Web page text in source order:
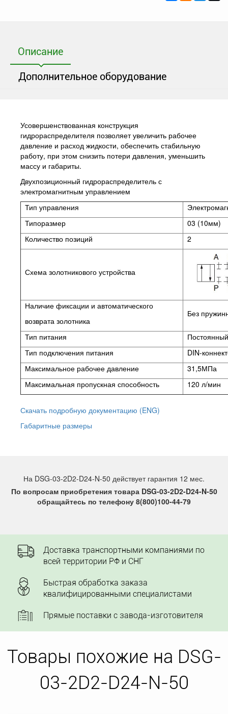
Описание
Дополнительное оборудование
Усовершенствованная конструкция
гидрораспределителя позволяет увеличить рабочее
давление и расход жидкости, обеспечить стабильную
работу, при этом снизить потери давления, уменьшить
массу и габариты.
Двухпозиционный гидрораспределитель с
электромагнитным управлением
Тип управления
Типоразмер
03 (10мм)
Количество позиций
2
Схема золотникового устройства
Наличие фиксации и автоматического
возврата золотника
Без
Тип питания
Тип подключения питания
DIN-
Максимальное рабочее давление
31,5МПа
Максимальная пропускная способность
120 л/мин
Скачать подробную документацию (ENG)
Габаритные размеры
На DSG-03-2D2-D24-N-50 действует гарантия 12 мес.
По вопросам приобретения товара DSG-03-2D2-D24-N-50
обращайтесь по телефону 8(800)100-44-79
Доставка транспортными компаниями по
всей территории РФ и СНГ
Быстрая обработка заказа
квалифицированными специалистами
Прямые поставки с завода-изготовителя
Товары похожие на DSG-
03-2D2-D24-N-50